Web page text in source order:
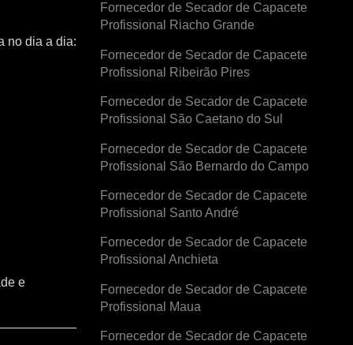
no dia a dia:
e
Fornecedor de Secador de Capacete
Profissional Riacho Grande
Fornecedor de Secador de Capacete
Profissional Ribeirão Pires
Fornecedor de Secador de Capacete
Profissional São Caetano do Sul
Fornecedor de Secador de Capacete
Profissional São Bernardo do Campo
Fornecedor de Secador de Capacete
Profissional Santo André
Fornecedor de Secador de Capacete
Profissional Anchieta
Fornecedor de Secador de Capacete
Profissional Maua
Fornecedor de Secador de Capacete